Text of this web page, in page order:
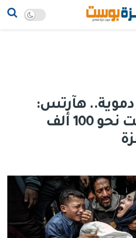
دموية.. هآرتس:
إسرائيل قتلت نحو 100 ألف